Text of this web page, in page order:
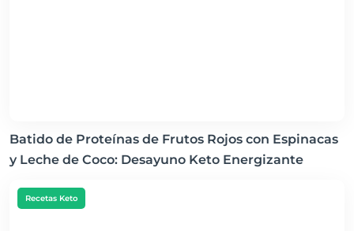
Batido de Proteínas de Frutos Rojos con Espinacas
y Leche de Coco: Desayuno Keto Energizante
Recetas Keto